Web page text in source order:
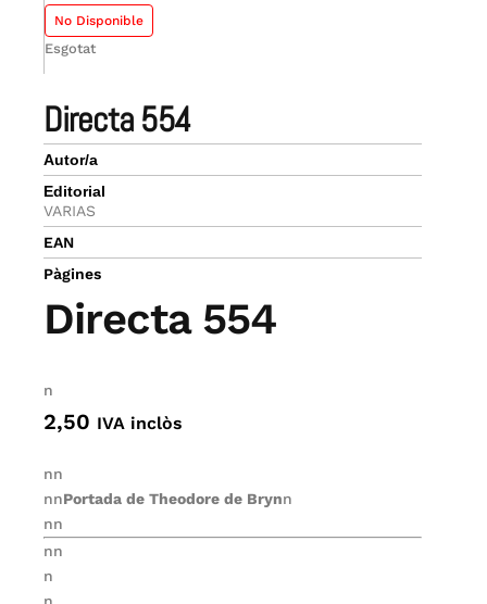
directa 554
Autor/a
Editorial
VARIAS
EAN
Pàgines
Directa 554
n
2,50 IVA inclòs
nn
nnPortada deTheodore de Brynn
nn
nn
n
No Disponible
Esgotat